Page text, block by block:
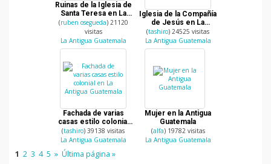
Ruinas de la Iglesia de
Santa Teresa en La
Antigua Guatemala
(ruben osegueda) 21120
visitas
La Antigua Guatemala
Iglesia de la Compañía
de Jesús en La
antigua Guatemala
(tashiro) 24525 visitas
La Antigua Guatemala
Fachada de varias
casas estilo colonial
en La Antigua
Guatemala
(tashiro) 39138 visitas
La Antigua Guatemala
Mujer en la Antigua
Guatemala
(alfa) 19782 visitas
La Antigua Guatemala
1 2 3 4 5 » Última página »